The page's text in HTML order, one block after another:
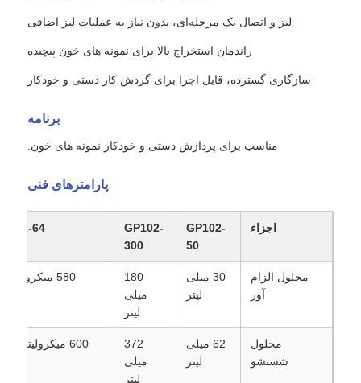
لیز و اتصال یک مرحله‌ای، بدون نیاز به عملیات لیز اضافی
راندمان استخراج بالا برای نمونه های خون پیچیده
سازگاری گسترده، قابل اجرا برای گردش کار دستی و خودکار
برنامه
مناسب برای پردازش دستی و خودکار نمونه های خون.
پارامترهای فنی
اجزاء
GP102-
50
GP102-
300
64
محلول الزام
آور
30 میلی
لیتر
180
میلی
لیتر
580 میکرولیتر 64
محلول
شستشو
62 میلی
لیتر
372
میلی
لیتر